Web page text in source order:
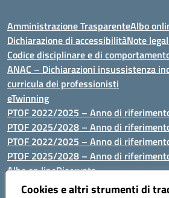
Cookies e altri strumenti di
Amministrazione TrasparenteAlbo
Dichiarazione di accessibilitàNote
Codice disciplinare e di
ANAC – Dichiarazioni insussistenza
curricula dei professionisti
eTwinning
PTOF 2022/2025 – Anno di
PTOF 2025/2028 – Anno di
PTOF 2022/2025 – Anno di
PTOF 2025/2028 – Anno di
Albo on lineRiservata
P.N. Dotazione di attrezzature per le